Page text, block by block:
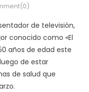
de televisión,
conocido como «El
años de edad este
de estar
de salud que